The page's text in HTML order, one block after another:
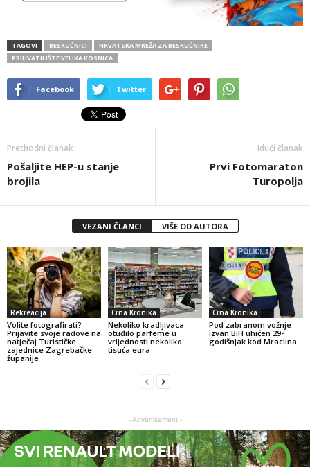
TAGOVI BESKUĆNICI
HRVATSKA MREŽA ZA BESKUĆNIKE
PRIHVATILIŠTE VELIKA KOSNICA
Facebook Twitter
Prethodni članak
Pošaljite HEP-u stanje
brojila
Idući članak
Prvi Fotomaraton
Turopolja
VEZANI ČLANCI VIŠE OD AUTORA
Rekreacija
Volite fotografirati?
Prijavite svoje radove na
natječaj Turističke
zajednice Zagrebačke
županije
Crna Kronika
Nekoliko kradljivaca
otuđilo parfeme u
vrijednosti nekoliko
tisuća eura
Crna Kronika
Pod zabranom vožnje
izvan BiH uhićen 29-
godišnjak kod Mraclina
- Advertisement -